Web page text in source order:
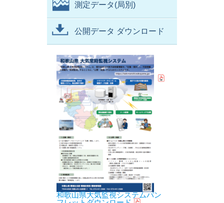
測定データ(局別)
公開データ ダウンロード
和歌山県大気監視システムパン